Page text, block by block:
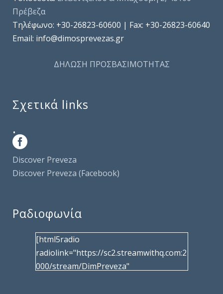
Πρέβεζα
Τηλέφωνo: +30-26823-60600 | Fax: +30-26823-60640
Email: info@dimosprevezas.gr
ΔΗΛΩΣΗ ΠΡΟΣΒΑΣΙΜΟΤΗΤΑΣ
Σχετικά links
.
Discover Preveza
Discover Preveza (Facebook)
Ραδιοφωνία
[html5radio
radiolink="https://sc2.streamwithq.com:2
000/stream/DimPreveza"